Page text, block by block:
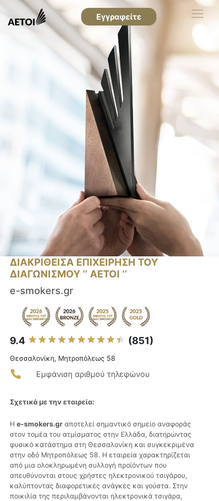
Εγγραφείτε
ΔΙΑΚΡΙΘΕΙΣΑ ΕΠΙΧΕΙΡΗΣΗ ΤΟΥ
ΔΙΑΓΩΝΙΣΜΟΥ ‘’ ΑΕΤΟΙ ‘’
e-smokers.gr
9.4 (851)
Θεσσαλονίκη, Μητροπόλεως 58
Εμφάνιση αριθμού τηλεφώνου
Σχετικά με την εταιρεία:
Η e-smokers.gr αποτελεί σημαντικό σημείο αναφοράς
στον τομέα του ατμίσματος στην Ελλάδα, διατηρώντας
φυσικό κατάστημα στη Θεσσαλονίκη και συγκεκριμένα
στην οδό Μητροπόλεως 58. Η εταιρεία χαρακτηρίζεται
από μια ολοκληρωμένη συλλογή προϊόντων που
απευθύνονται στους χρήστες ηλεκτρονικού τσιγάρου,
καλύπτοντας διαφορετικές ανάγκες και γούστα. Στην
ποικιλία της περιλαμβάνονται ηλεκτρονικά τσιγάρα,